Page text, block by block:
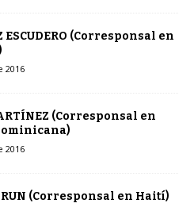
ESCUDERO (Corresponsal en
2016
(Corresponsal en
2016
(Corresponsal en Haití)